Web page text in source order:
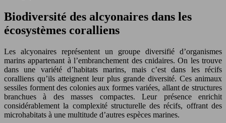
Biodiversité des alcyonaires dans les
écosystèmes coralliens
Les alcyonaires représentent un groupe diversifié d’organismes
marins appartenant à l’embranchement des cnidaires. On les trouve
dans une variété d’habitats marins, mais c’est dans les récifs
coralliens qu’ils atteignent leur plus grande diversité. Ces animaux
sessiles forment des colonies aux formes variées, allant de structures
branchues à des masses compactes. Leur présence enrichit
considérablement la complexité structurelle des récifs, offrant des
microhabitats à une multitude d’autres espèces marines.